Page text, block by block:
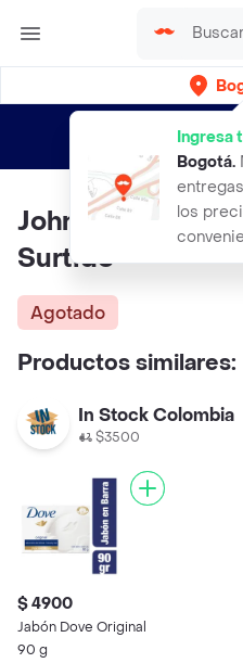
Ingresa
Bogotá.
los
envíos gratis
Johnsons Jabon
Surtido
Agotado
Productos similares:
In Stock Colombia
$3500
$ 4900
Jabón Dove Original
90 g